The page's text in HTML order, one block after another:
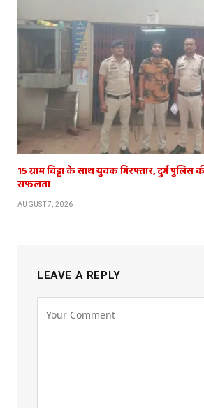
15 ग्राम चिट्टा के साथ युवक गिरफ्तार, दुर्ग
सफलता
AUGUST 7, 2026
LEAVE A REPLY